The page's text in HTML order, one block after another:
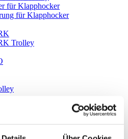
für Klapphocker
für Klapphocker
Trolley